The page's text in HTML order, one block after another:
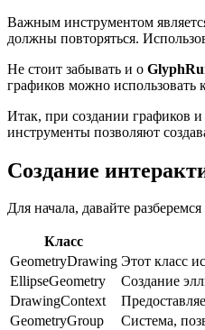
Важным инструментом
должны повторяться.
Не стоит забывать и о
графиков можно использовать
Итак, при создании графиков
инструменты позволяют
Создание
Для начала, давайте
Класс
GeometryDrawing Этот класс
EllipseGeometry
Создание
DrawingContext
GeometryGroup
Система,